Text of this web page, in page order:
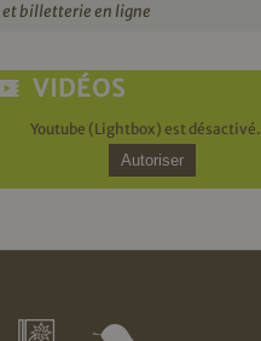
et billetterie en ligne
VIDÉOS
Youtube (Lightbox) est désactivé.
Autoriser